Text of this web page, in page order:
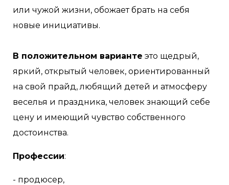
или чужой жизни, обожает брать на себя
новые инициативы.
В положительном варианте это щедрый,
яркий, открытый человек, ориентированный
на свой прайд, любящий детей и атмосферу
веселья и праздника, человек знающий себе
цену и имеющий чувство собственного
достоинства.
Профессии:
- продюсер,